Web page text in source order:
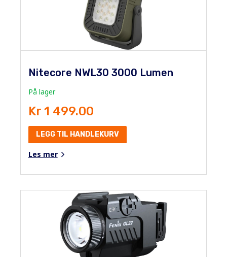
Nitecore NWL30 3000 Lumen
På lager
Kr 1 499.00
LEGG TIL HANDLEKURV
Les mer